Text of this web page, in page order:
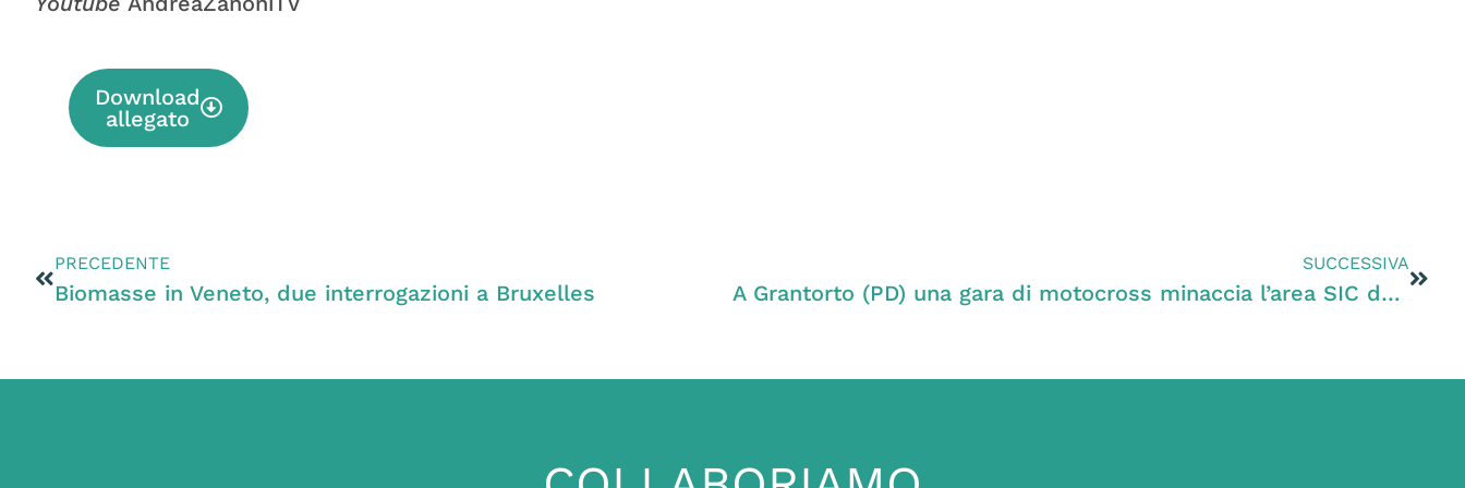
Download
allegato
PRECEDENTE
Biomasse in Veneto, due interrogazioni a Bruxelles
SUCCESSIVA
A Grantorto (PD) una gara di motocross minaccia l’area SIC del Brenta. Zanoni: «Devono essere rispettate le normative comunitarie che tutelano l’ambiente e la fauna»